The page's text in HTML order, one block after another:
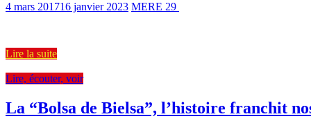
4 mars 201716 janvier 2023 MERE 29
Lire la suite
Lire, écouter, voir
La “Bolsa de Bielsa”, l’histoire franchit